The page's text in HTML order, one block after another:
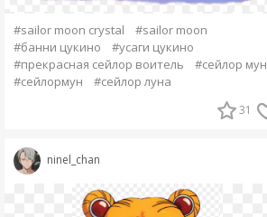
#sailor moon crystal
#sailor moon
#банни цукино
#усаги цукино
#прекрасная сейлор воитель
#сейлор мун
#сейлормун
#сейлор луна
31
ninel_chan